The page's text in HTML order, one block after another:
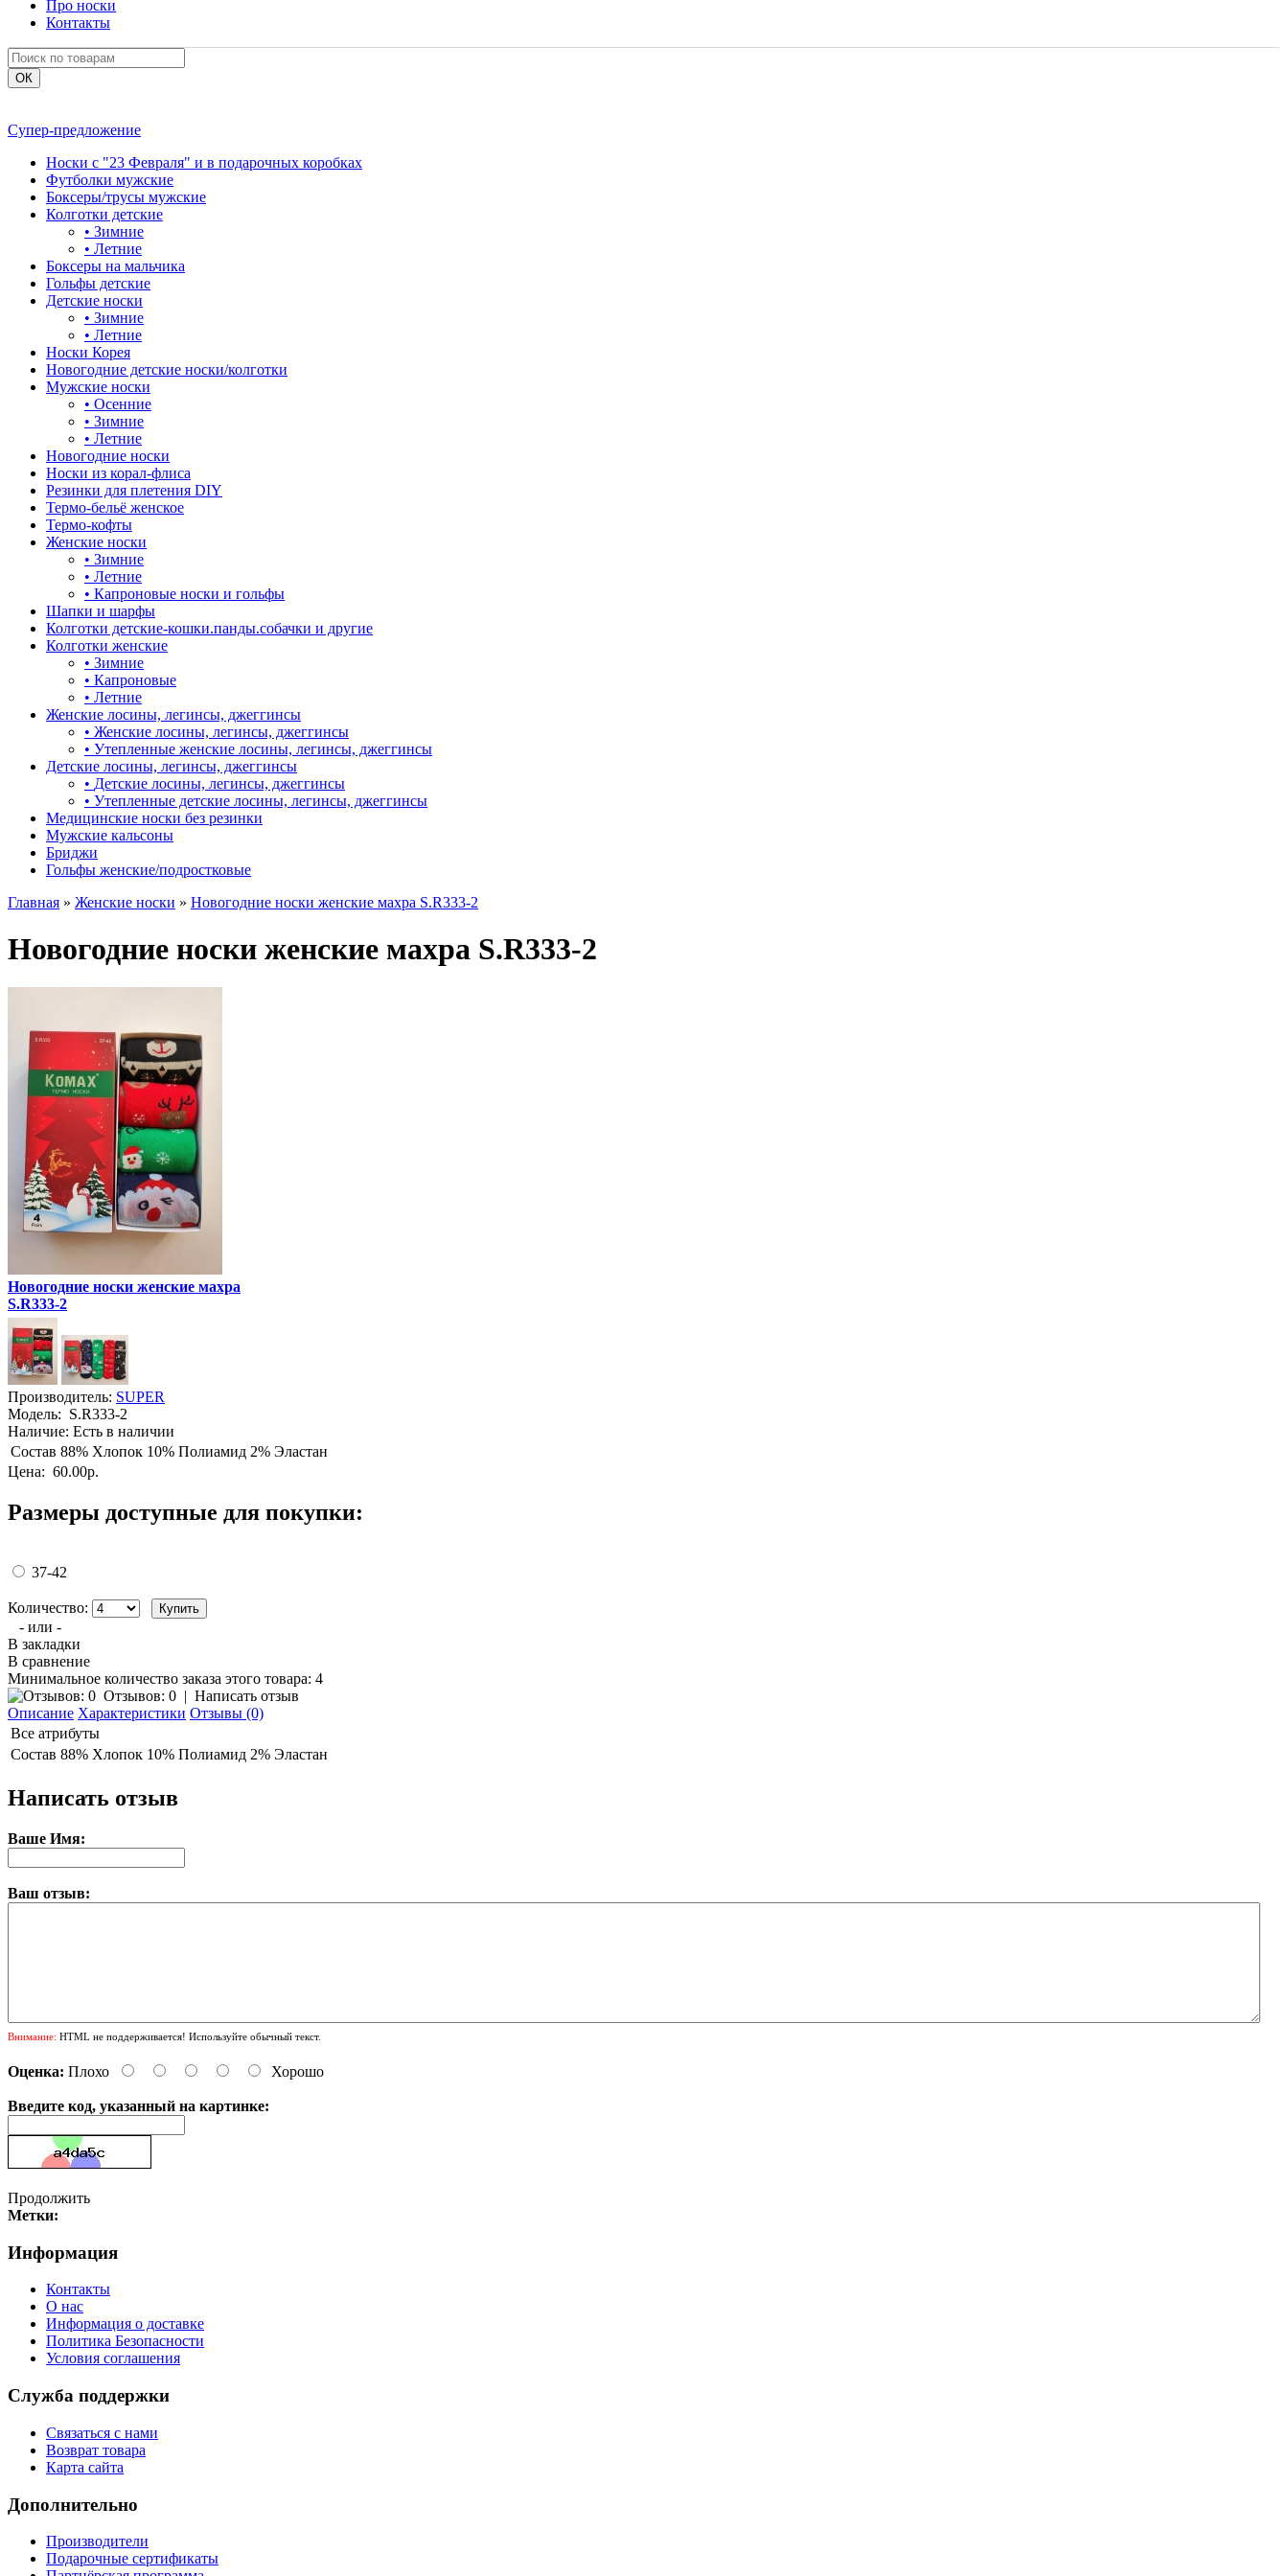
Про носки
Контакты
Супер-предложение
Носки с "23 Февраля" и в подарочных коробках
Футболки мужские
Боксеры/трусы мужские
Колготки детские
• Зимние
• Летние
Боксеры на мальчика
Гольфы детские
Детские носки
• Зимние
• Летние
Носки Корея
Новогодние детские носки/колготки
Мужские носки
• Осенние
• Зимние
• Летние
Новогодние носки
Носки из корал-флиса
Резинки для плетения DIY
Термо-бельё женское
Термо-кофты
Женские носки
• Зимние
• Летние
• Капроновые носки и гольфы
Шапки и шарфы
Колготки детские-кошки.панды.собачки и другие
Колготки женские
• Зимние
• Капроновые
• Летние
Женские лосины, легинсы, джеггинсы
• Женские лосины, легинсы, джеггинсы
• Утепленные женские лосины, легинсы, джеггинсы
Детские лосины, легинсы, джеггинсы
• Детские лосины, легинсы, джеггинсы
• Утепленные детские лосины, легинсы, джеггинсы
Медицинские носки без резинки
Мужские кальсоны
Бриджи
Гольфы женские/подростковые
Главная » Женские носки » Новогодние носки женские махра S.R333-2
Новогодние носки женские махра S.R333-2
Новогодние носки женские махра
S.R333-2
Производитель: SUPER
Модель: S.R333-2
Наличие: Есть в наличии
Состав 88% Хлопок 10% Полиамид 2% Эластан
Цена: 60.00р.
Размеры доступные для покупки:
37-42
Количество:
- или -
В закладки
В сравнение
Минимальное количество заказа этого товара: 4
Отзывов: 0 | Написать отзыв
Описание Характеристики Отзывы (0)
Все атрибуты
Состав 88% Хлопок 10% Полиамид 2% Эластан
Написать отзыв
Ваше Имя:
Ваш отзыв:
Внимание: HTML не поддерживается! Используйте обычный текст.
Оценка: Плохо Хорошо
Введите код, указанный на картинке:
Продолжить
Метки:
Информация
Контакты
О нас
Информация о доставке
Политика Безопасности
Условия соглашения
Служба поддержки
Связаться с нами
Возврат товара
Карта сайта
Дополнительно
Производители
Подарочные сертификаты